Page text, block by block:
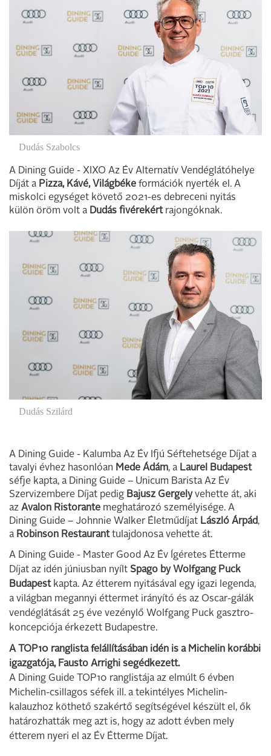
Dudás Szabolcs
A Dining Guide - XIXO Az Év Alternatív Vendéglátóhelye
Díját a Pizza, Kávé, Világbéke formációk nyerték el. A
miskolci egységet követő 2021-es debreceni nyitás
külön öröm volt a Dudás fivérekértrajongóknak.
Dudás Szilárd
A Dining Guide - Kalumba Az Év Ifjú Séftehetsége Díjat a
tavalyi évhez hasonlóan Mede Ádám, a Laurel Budapest
séfje kapta, a Dining Guide – Unicum Barista Az Év
Szervizembere Díjat pedig Bajusz Gergelyvehette át, aki
az Avalon Ristorante meghatározó személyisége. A
Dining Guide – Johnnie Walker Életműdíjat László Árpád,
a Robinson Restauranttulajdonosa vehette át.
A Dining Guide - Master Good Az Év Ígéretes Étterme
Díjat az idén júniusban nyílt Spago by Wolfgang Puck
Budapestkapta. Az étterem nyitásával egy igazi legenda,
a világban megannyi éttermet irányító és az Oscar-gálák
vendéglátását 25 éve vezénylő Wolfgang Puck gasztro-
koncepciója érkezett Budapestre.
A TOP10 ranglista felállításában idén is a Michelin korábbi
igazgatója, Fausto Arrighi segédkezett.
A Dining Guide TOP10 ranglistája az elmúlt 6 évben
Michelin-csillagos séfek ill. a tekintélyes Michelin-
kalauzhoz köthető szakértő segítségével készült el, ők
határozhatták meg azt is, hogy az adott évben mely
étterem nyeri el az Év Étterme Díjat.